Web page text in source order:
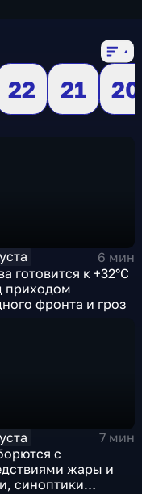
22 21
20
6 мин
готовится к +32°C
приходом
фронта и гроз
7 мин
с
жары и
синоптики